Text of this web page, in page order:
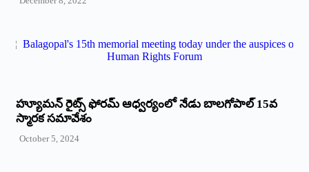
హ్యూమన్‌ రైట్స్‌ ఫోరమ్‌ ఆధ్వర్యంలో నేడు బాలగోపాల్‌ 15వ
స్మారక సమావేశం
October 5, 2024